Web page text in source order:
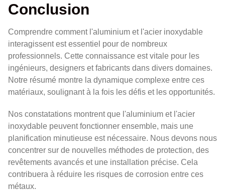
Conclusion
Comprendre comment l'aluminium et l'acier inoxydable
interagissent est essentiel pour de nombreux
professionnels. Cette connaissance est vitale pour les
ingénieurs, designers et fabricants dans divers domaines.
Notre résumé montre la dynamique complexe entre ces
matériaux, soulignant à la fois les défis et les opportunités.
Nos constatations montrent que l'aluminium et l'acier
inoxydable peuvent fonctionner ensemble, mais une
planification minutieuse est nécessaire. Nous devons nous
concentrer sur de nouvelles méthodes de protection, des
revêtements avancés et une installation précise. Cela
contribuera à réduire les risques de corrosion entre ces
métaux.